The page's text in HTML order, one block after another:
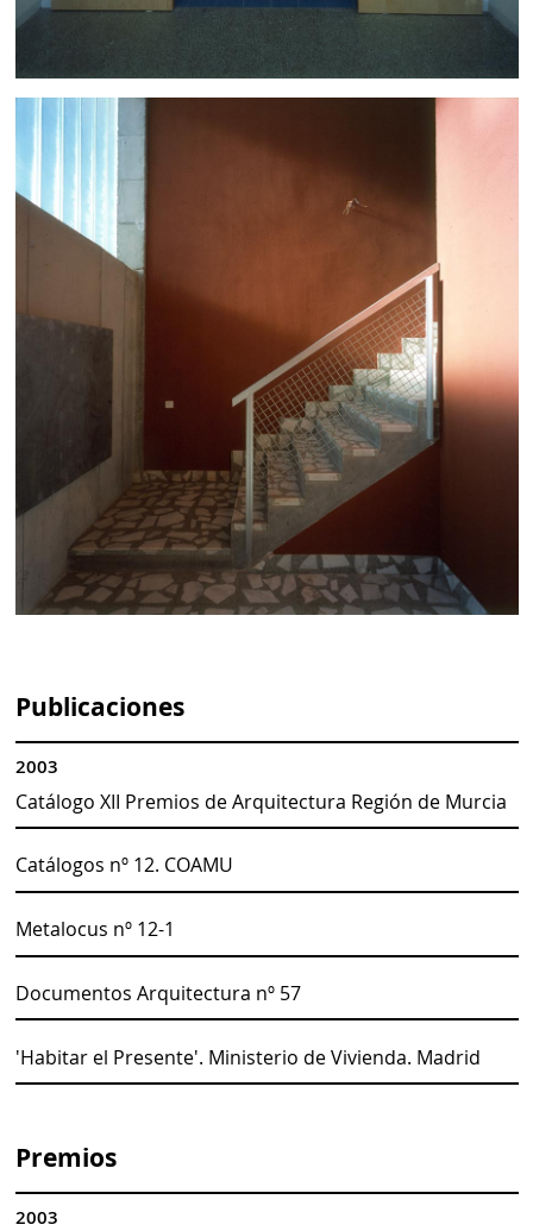
Publicaciones
2003
Catálogo XII Premios de Arquitectura Región de Murcia
Catálogos nº 12. COAMU
Metalocus nº 12-1
Documentos Arquitectura nº 57
'Habitar el Presente'. Ministerio de Vivienda. Madrid
Premios
2003